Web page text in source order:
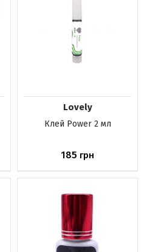
Lovely
Клей Power 2 мл
185 грн